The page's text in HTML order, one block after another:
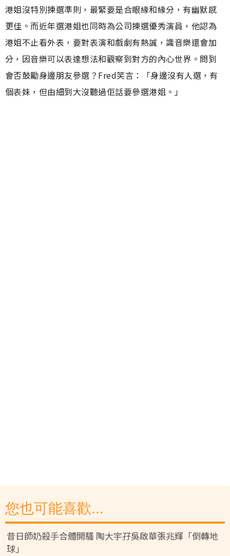
港姐沒特別揀選準則，最緊要是合眼緣和緣分，有幽默感
更佳。而近年選港姐也同時為公司揀選優秀演員，他認為
港姐不止看外表，要對表演和戲劇有熱誠，識音樂還會加
分，因音樂可以表達想法和觀察到對方的內心世界。問到
會否鼓勵身邊朋友參選？Fred笑言：「身邊沒有人選，有
個表妹，但由細到大沒聽過佢話要參選港姐。」
您也可能喜歡...
昔日師奶殺手合體開騷 陶大宇孖吳啟華張兆輝「倒轉地
球」